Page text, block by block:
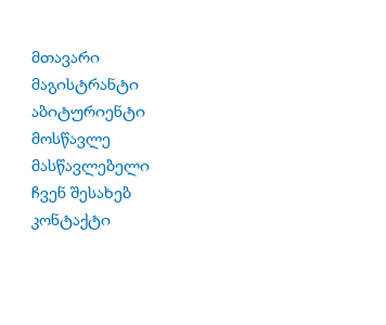
მთავარი
მაგისტრანტი
აბიტურიენტი
მოსწავლე
მასწავლებელი
ჩვენ შესახებ
კონტაქტი